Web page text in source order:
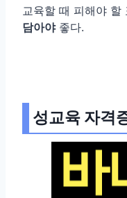
교육할 때 피해야 할
담아야좋다.
성교육 자격